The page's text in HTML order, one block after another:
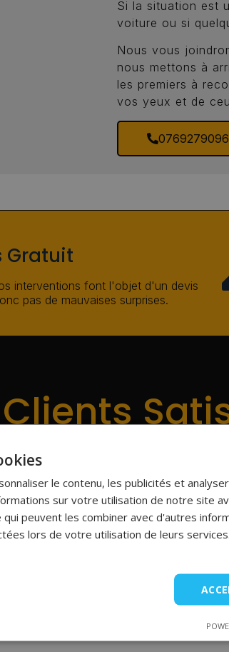
Si la situation est
voiture ou si
Nous vous
nous mettons à
les premiers à
vos yeux et de
0769279096
Gratuit
interventions font l'objet d'un devis
pas de mauvaises surprises.
Clients
Par Bilik À Grenoble Et Dans La
Voir Les Avis
Et
et sur l’ensemble de la vallée du
le contenu, les publicités et
sur votre utilisation de notre site
peuvent les combiner avec d'autres
lors de votre utilisation de leurs services.